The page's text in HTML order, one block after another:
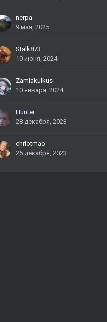
nerpa
9 мая, 2025
Stalk873
10 июня, 2024
Zamiakulkus
10 января, 2024
Hunter
28 декабря, 2023
chriotmao
25 декабря, 2023